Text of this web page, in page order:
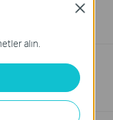
on My TP-Link
alın.
Close